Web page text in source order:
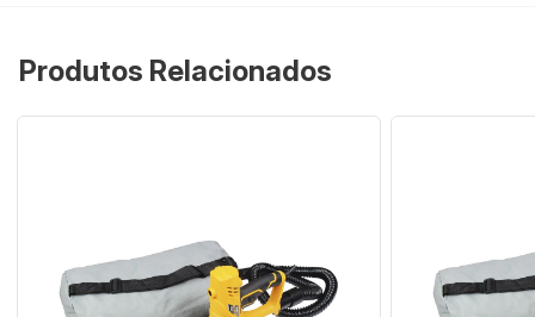
Produtos Relacionados